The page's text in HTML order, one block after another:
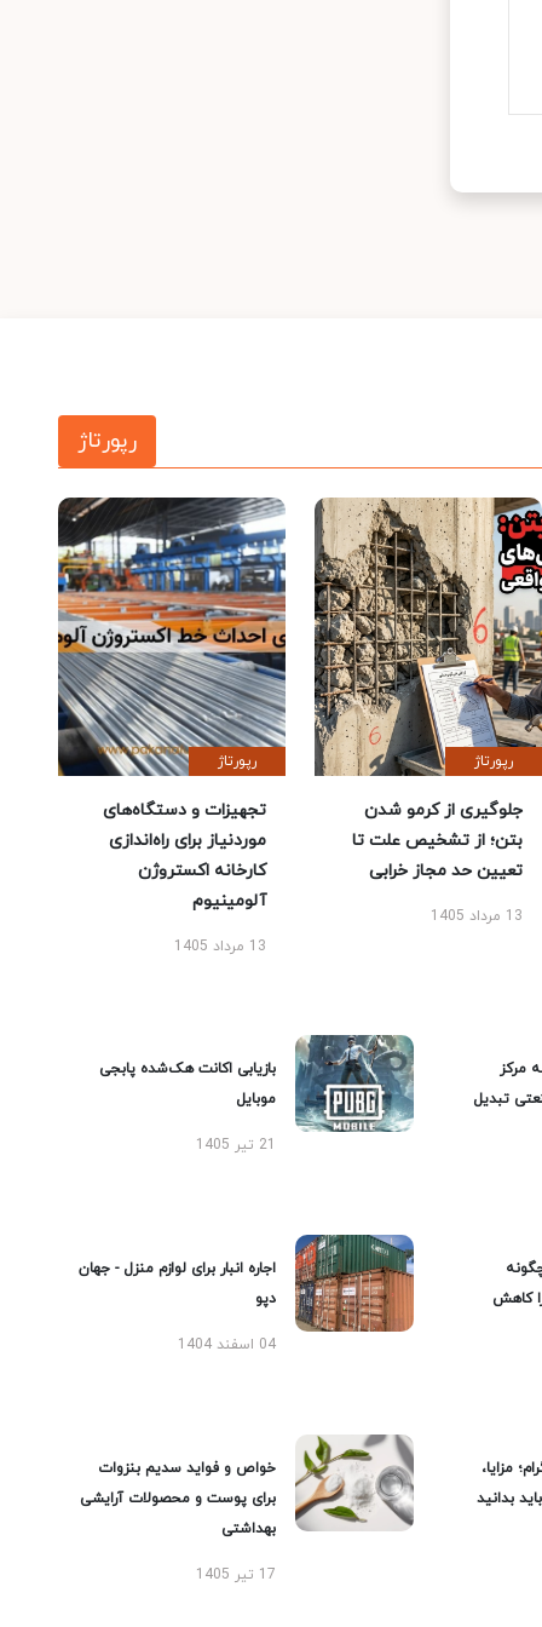
رپورتاژ
رپورتاژ
جلوگیری از کرمو شدن
بتن؛ از تشخیص علت تا
تعیین حد مجاز خرابی
13 مرداد 1405
رپورتاژ
تجهیزات و دستگاه‌های
موردنیاز برای راه‌اندازی
کارخانه اکستروژن
آلومینیوم
13 مرداد 1405
مرکز
تبدیل
بازیابی اکانت هک‌شده پابجی
موبایل
21 تیر 1405
کاهش
اجاره انبار برای لوازم منزل - جهان
دپو
04 اسفند 1404
مزایا،
بدانید
خواص و فواید سدیم بنزوات
برای پوست و محصولات آرایشی
بهداشتی
17 تیر 1405